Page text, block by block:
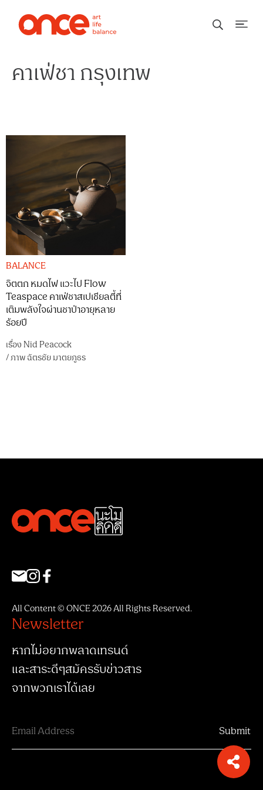
คาเฟ่ชา กรุงเทพ
BALANCE
จิตตก หมดไฟ แวะไป Flow
Teaspace คาเฟ่ชาสเปเชียลตี้ที่
เติมพลังใจผ่านชาป่าอายุหลาย
ร้อยปี
เรื่อง Nid Peacock
/ภาพฉัตรชัย มาตยภูธร
All Content © ONCE 2026 All Rights Reserved.
Newsletter
หากไม่อยากพลาดเทรนด์
และสาระดีๆสมัครรับข่าวสาร
จากพวกเราได้เลย